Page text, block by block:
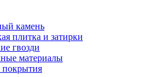
камень
плитка и затирки
гвозди
материалы